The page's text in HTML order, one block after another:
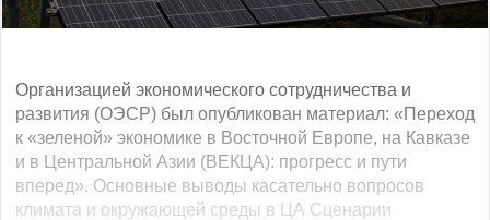
Организацией экономического сотрудничества и
развития (ОЭСР) был опубликован материал: «Переход
к «зеленой» экономике в Восточной Европе, на Кавказе
и в Центральной Азии (ВЕКЦА): прогресс и пути
вперед». Основные выводы касательно вопросов
климата и окружающей среды в ЦА Сценарии